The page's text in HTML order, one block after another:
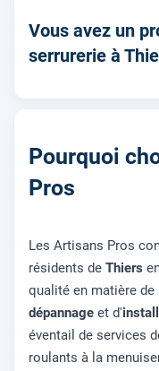
Vous avez un
serrurerie à
Pourquoi
Pros
Les Artisans Pros
résidents de Thiers
qualité en matière
dépannage et d'
éventail de services
roulants à la